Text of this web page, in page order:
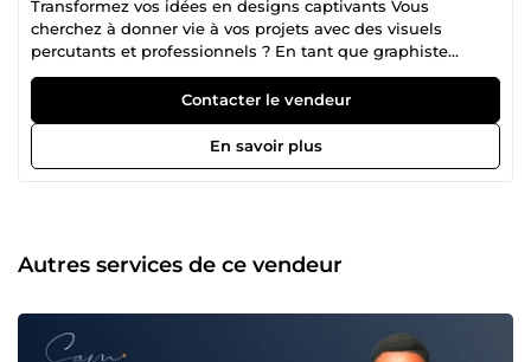
Transformez vos idées en designs captivants Vous
cherchez à donner vie à vos projets avec des visuels
percutants et professionnels ? En tant que graphiste
expérimenté, je vous accompagne dans la création de
designs sur mesure qui reflètent votre identité et captivent
votre audience. Que ce soit pour : Logos et identités
visuelles : Créez une marque mémorable et
reconnaissable. Supports marketing : Flyers, brochures,
Apportez une touche artistique unique à vos projets.
Chaque projet est réalisé avec soin, créativité et en
discuter de votre projet.
Contacter le vendeur
En savoir plus
Autres services de ce vendeur